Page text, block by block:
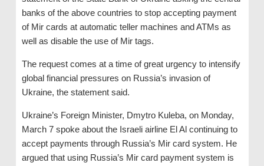
banks of the above countries to stop accepting payment
of Mir cards at automatic teller machines and ATMs as
well as disable the use of Mir tags.
The request comes at a time of great urgency to intensify
global financial pressures on Russia’s invasion of
Ukraine, the statement said.
Ukraine’s Foreign Minister, Dmytro Kuleba, on Monday,
March 7 spoke about the Israeli airline El Al continuing to
accept payments through Russia’s Mir card system. He
argued that using Russia’s Mir card payment system is